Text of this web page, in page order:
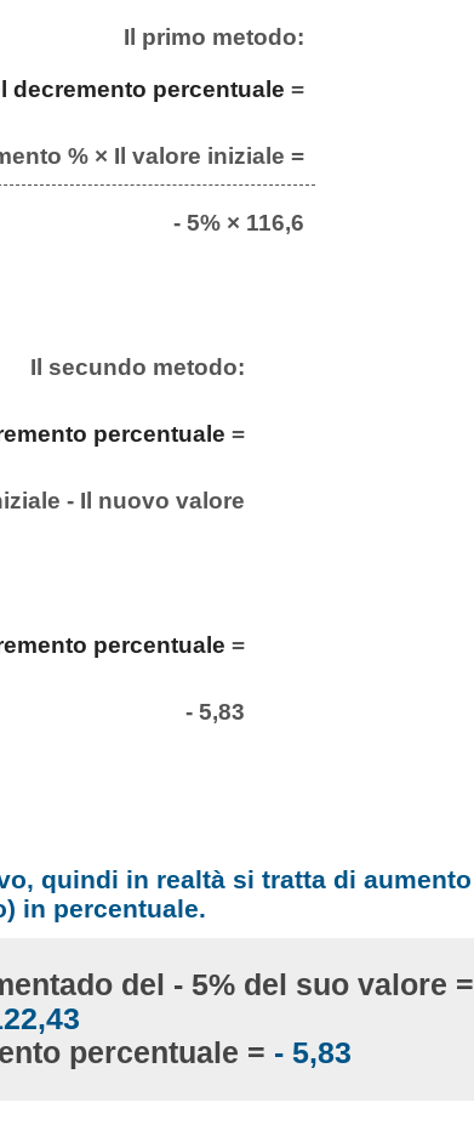
Il primo metodo:
decremento percentuale =
% × Il valore iniziale =
- 5% × 116,6
Il secundo metodo:
percentuale =
- Il nuovo valore
percentuale =
- 5,83
quindi in realtà si tratta di aumento
in percentuale.
del - 5% del suo valore =
percentuale = - 5,83